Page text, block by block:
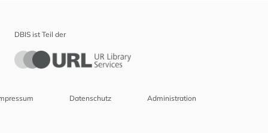
DBIS ist Teil der
Datenschutz Administration